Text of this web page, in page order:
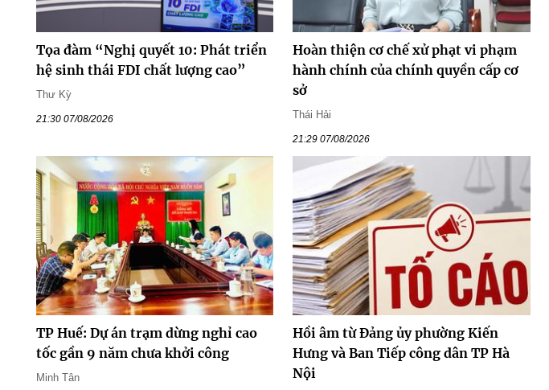
Tọa đàm “Nghị quyết 10: Phát triển
hệ sinh thái FDI chất lượng cao”
Thư Kỳ
21:30 07/08/2026
Hoàn thiện cơ chế xử phạt vi phạm
hành chính của chính quyền cấp cơ
sở
Thái Hải
21:29 07/08/2026
TP Huế: Dự án trạm dừng nghỉ cao
tốc gần 9 năm chưa khởi công
Minh Tân
Hồi âm từ Đảng ủy phường Kiến
Hưng và Ban Tiếp công dân TP Hà
Nội